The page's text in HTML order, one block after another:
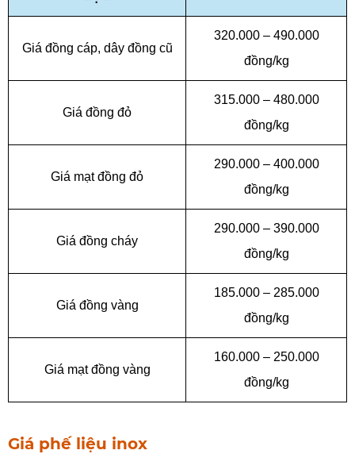
Giá đồng cáp, dây đồng cũ
320.000 – 490.000
đồng/kg
Giá đồng đỏ
315.000 – 480.000
đồng/kg
Giá mạt đồng đỏ
290.000 – 400.000
đồng/kg
Giá đồng cháy
290.000 – 390.000
đồng/kg
Giá đồng vàng
185.000 – 285.000
đồng/kg
Giá mạt đồng vàng
160.000 – 250.000
đồng/kg
Giá phế liệu inox